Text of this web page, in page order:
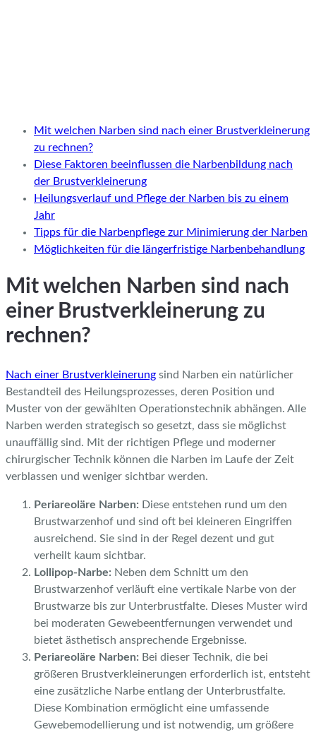
Mit welchen Narben sind nach einer Brustverkleinerung
zu rechnen?
Diese Faktoren beeinflussen die Narbenbildung nach
der Brustverkleinerung
Heilungsverlauf und Pflege der Narben bis zu einem
Jahr
Tipps für die Narbenpflege zur Minimierung der Narben
Möglichkeiten für die längerfristige Narbenbehandlung
Mit welchen Narben sind nach
einer Brustverkleinerung zu
rechnen?
Nach einer Brustverkleinerung sind Narben ein natürlicher
Bestandteil des Heilungsprozesses, deren Position und
Muster von der gewählten Operationstechnik abhängen. Alle
Narben werden strategisch so gesetzt, dass sie möglichst
unauffällig sind. Mit der richtigen Pflege und moderner
chirurgischer Technik können die Narben im Laufe der Zeit
verblassen und weniger sichtbar werden.
Periareoläre Narben: Diese entstehen rund um den
Brustwarzenhof und sind oft bei kleineren Eingriffen
ausreichend. Sie sind in der Regel dezent und gut
verheilt kaum sichtbar.
Lollipop-Narbe: Neben dem Schnitt um den
Brustwarzenhof verläuft eine vertikale Narbe von der
Brustwarze bis zur Unterbrustfalte. Dieses Muster wird
bei moderaten Gewebeentfernungen verwendet und
bietet ästhetisch ansprechende Ergebnisse.
Periareoläre Narben: Bei dieser Technik, die bei
größeren Brustverkleinerungen erforderlich ist, entsteht
eine zusätzliche Narbe entlang der Unterbrustfalte.
Diese Kombination ermöglicht eine umfassende
Gewebemodellierung und ist notwendig, um größere